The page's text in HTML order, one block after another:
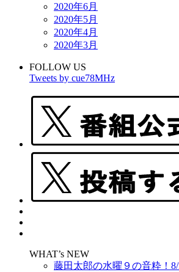
2020年6月
2020年5月
2020年4月
2020年3月
FOLLOW US
Tweets by cue78MHz
WHAT’s NEW
藤田太郎の水曜９の音粋！